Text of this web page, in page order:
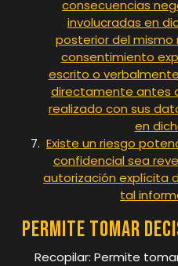
consecuencias
involucradas en
posterior del mismo
consentimiento
escrito o
directamente antes
realizado con sus
en
Existe un riesgo
confidencial sea
autorización explícita
tal
Permite tomar
Recopilar: Permite